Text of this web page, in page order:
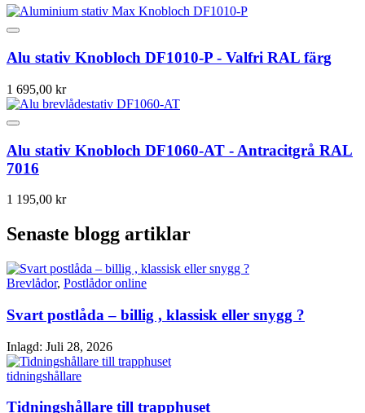
Alu stativ Knobloch DF1010-P - Valfri RAL färg
1 695,00 kr
Alu stativ Knobloch DF1060-AT - Antracitgrå RAL
7016
1 195,00 kr
Senaste blogg artiklar
Brevlådor, Postlådor online
Svart postlåda – billig , klassisk eller snygg ?
Inlagd: Juli 28, 2026
tidningshållare
Tidningshållare till trapphuset